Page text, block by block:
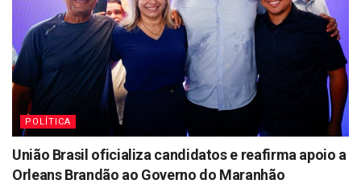
POLÍTICA
União Brasil oficializa candidatos e reafirma apoio a
Orleans Brandão ao Governo do Maranhão